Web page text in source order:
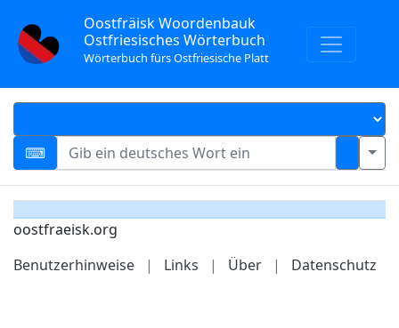
Oostfräisk Woordenbauk
Ostfriesisches Wörterbuch
Wörterbuch fürs Ostfriesische Platt
oostfraeisk.org
Benutzerhinweise
| Links | Über | Datenschutz